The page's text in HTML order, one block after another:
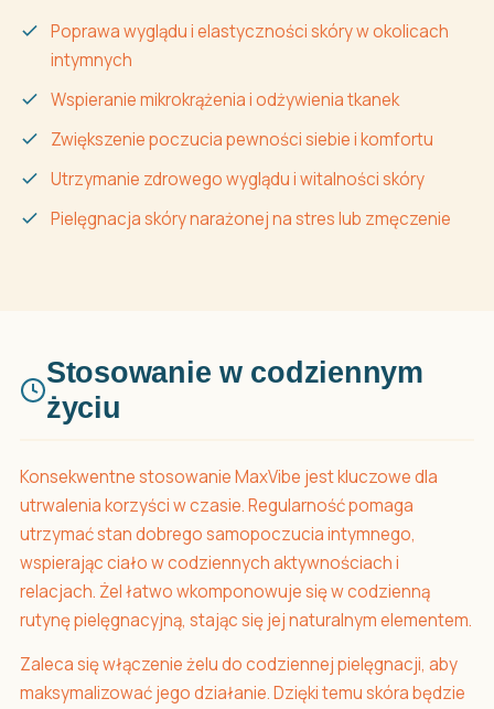
Poprawa wyglądu i elastyczności skóry w okolicach
intymnych
Wspieranie mikrokrążenia i odżywienia tkanek
Zwiększenie poczucia pewności siebie i komfortu
Utrzymanie zdrowego wyglądu i witalności skóry
Pielęgnacja skóry narażonej na stres lub zmęczenie
Stosowanie w codziennym
życiu
Konsekwentne stosowanie MaxVibe jest kluczowe dla
utrwalenia korzyści w czasie. Regularność pomaga
utrzymać stan dobrego samopoczucia intymnego,
wspierając ciało w codziennych aktywnościach i
relacjach. Żel łatwo wkomponowuje się w codzienną
rutynę pielęgnacyjną, stając się jej naturalnym elementem.
Zaleca się włączenie żelu do codziennej pielęgnacji, aby
maksymalizować jego działanie. Dzięki temu skóra będzie